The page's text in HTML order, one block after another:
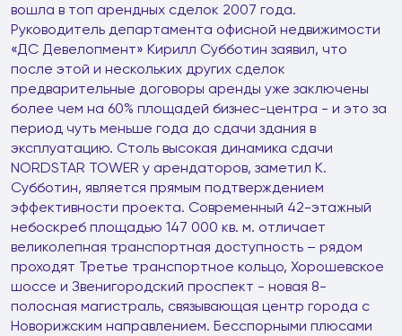
вошла в топ арендных сделок 2007 года.
Руководитель департамента офисной недвижимости
«ДС Девелопмент» Кирилл Субботин заявил, что
после этой и нескольких других сделок
предварительные договоры аренды уже заключены
более чем на 60% площадей бизнес-центра - и это за
период чуть меньше года до сдачи здания в
эксплуатацию. Столь высокая динамика сдачи
NORDSTAR TOWER у арендаторов, заметил К.
Субботин, является прямым подтверждением
эффективности проекта. Современный 42-этажный
небоскреб площадью 147 000 кв. м. отличает
великолепная транспортная доступность – рядом
проходят Третье транспортное кольцо, Хорошевское
шоссе и Звенигородский проспект - новая 8-
полосная магистраль, связывающая центр города с
Новорижским направлением. Бесспорными плюсами